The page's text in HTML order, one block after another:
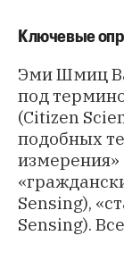
Ключевые
Эми Шмиц
под
(Citizen
подобных
Sensing),
Sensing).